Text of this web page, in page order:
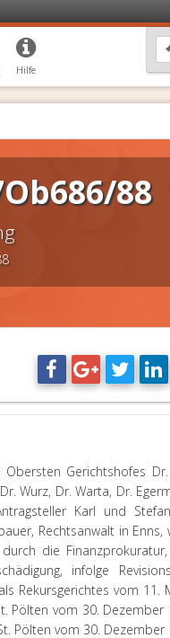
Hilfe
88
Gerichtshofes
Wurz, Dr. Warta, Dr.
Karl und
Rechtsanwalt in Enns,
die
infolge
Rekursgerichtes vom 11.
Pölten vom 30. Dezember
Pölten vom 30. Dezember